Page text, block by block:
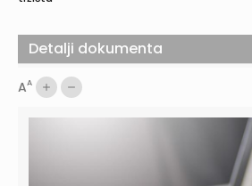
AA
Detalji dokumenta